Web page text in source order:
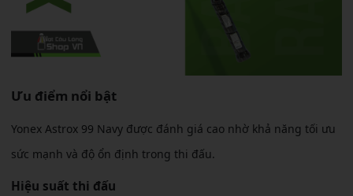
Ưu điểm nổi bật
Yonex Astrox 99 Navy được đánh giá cao nhờ khả năng tối ưu
sức mạnh và độ ổn định trong thi đấu.
Hiệu suất thi đấu